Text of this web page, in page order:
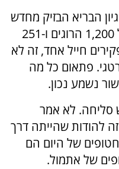
הבריא הבזיק מחדש
רק שזה היה במחיר המרתיח של 1,200 הרוגים ו-251
חייל אחד, זה לא
פתאום כל מה
נשמע נכון.
סליחה. לא אמר
להודות שהייתה דרך
של היום הם
של אתמול.